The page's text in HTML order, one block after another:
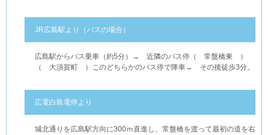
JR広島駅より（バスの場合）
広島駅からバス乗車（約5分）→ 近隣のバス停（ 常盤橋東 ）
（ 大須賀町 ）このどちらかのバス停で降車→ その後徒歩3分。
広電白島電停より
城北通りを広島駅方向に300ｍ直進し、常盤橋を渡って最初の道を右